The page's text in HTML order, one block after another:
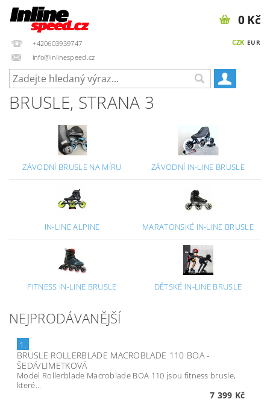
+420603939747
info@inlinespeed.cz
CZK EUR
0 Kč
BRUSLE, STRANA 3
ZÁVODNÍ BRUSLE NA MÍRU ZÁVODNÍ IN-LINE BRUSLE
IN-LINE ALPINE MARATONSKÉ IN-LINE BRUSLE
FITNESS IN-LINE BRUSLE DĚTSKÉ IN-LINE BRUSLE
NEJPRODÁVANĚJŠÍ
1.
BRUSLE ROLLERBLADE MACROBLADE 110 BOA -
ŠEDÁ/LIMETKOVÁ
Model Rollerblade Macroblade BOA 110 jsou fitness brusle,
které...
7 399 Kč